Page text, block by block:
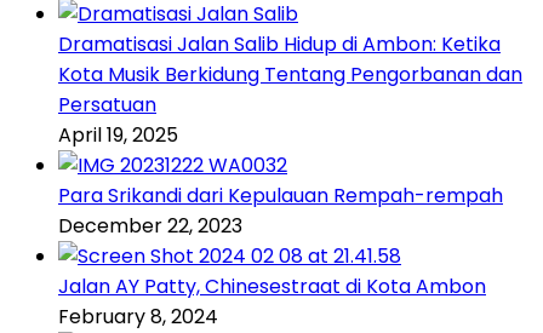
Dramatisasi Jalan Salib Hidup di Ambon: Ketika
Kota Musik Berkidung Tentang Pengorbanan dan
Persatuan
April 19, 2025
Para Srikandi dari Kepulauan Rempah-rempah
December 22, 2023
Jalan AY Patty, Chinesestraat di Kota Ambon
February 8, 2024